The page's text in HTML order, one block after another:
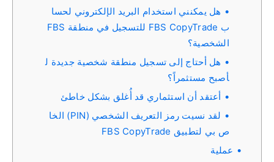
هل يمكنني استخدام البريد الإلكتروني لحسا
ب FBS CopyTrade للتسجيل في منطقة FBS
الشخصية؟
هل أحتاج إلى تسجيل منطقة شخصية جديدة ل
أصبح مستثمراً؟
أعتقد أن استثماري قد أُغلق بشكل خاطئ
لقد نسيت رمز التعريف الشخصي (PIN) الخا
ص بي لتطبيق FBS CopyTrade
عملية